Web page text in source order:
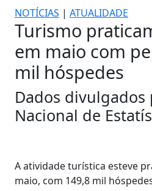
NOTÍCIAS | ATUALIDADE
Turismo
em maio com
mil hóspedes
Dados
Nacional de
A atividade turística esteve
maio, com 149,8 mil